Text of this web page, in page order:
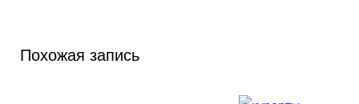
Похожая запись